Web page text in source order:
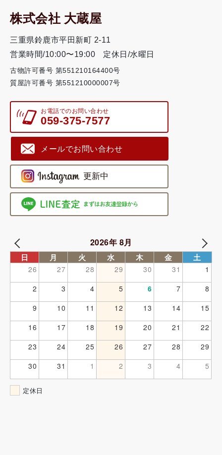
株式会社 大蔵屋
三重県鈴鹿市平田新町 2-11
営業時間/10:00〜19:00
定休日/水曜日
古物許可番号 第551210164400号
質屋許可番号 第551210000007号
お電話でのお問い合わせ
059-375-7577
メールでお問い合わせ
2026年 8月
日 月 火 水 木 金 土
26 27 28 29 30 31
1
2
3 4 5 6 7
8
9
10 11 12 13 14
15
16
17 18 19 20 21
22
23
24 25 26 27 28
29
30
31 1 2 3 4 5
定休日